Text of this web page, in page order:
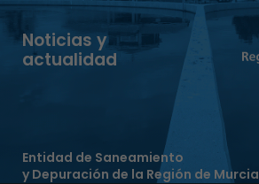
Noticias y
actualidad
Entidad de Saneamiento
y Depuración de la Región de Murcia